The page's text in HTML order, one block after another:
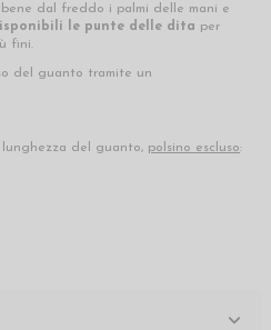
dal freddo i palmi delle mani e
le punte delle dita per
fini.
del guanto tramite un
lunghezza del guanto, polsino escluso: